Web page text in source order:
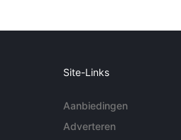
Site-Links
Aanbiedingen
Adverteren